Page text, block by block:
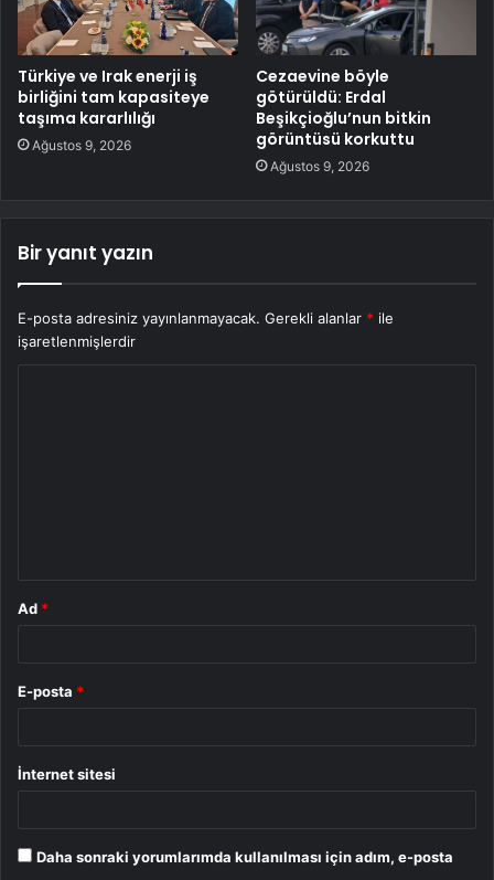
Türkiye ve Irak enerji iş
birliğini tam kapasiteye
taşıma kararlılığı
Ağustos 9, 2026
Cezaevine böyle
götürüldü: Erdal
Beşikçioğlu’nun bitkin
görüntüsü korkuttu
Ağustos 9, 2026
Bir yanıt yazın
E-posta adresiniz yayınlanmayacak. Gerekli alanlar * ile
işaretlenmişlerdir
Ad *
E-posta *
İnternet sitesi
Daha sonraki yorumlarımda kullanılması için adım, e-posta